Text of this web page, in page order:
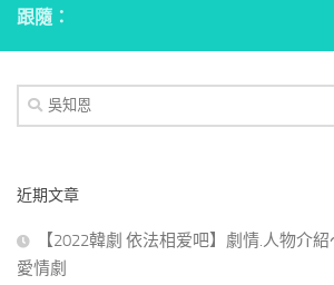
跟隨：
搜
尋
字:
近期文章
【2022韓劇 依法相爱吧】劇情.人物介
愛情劇